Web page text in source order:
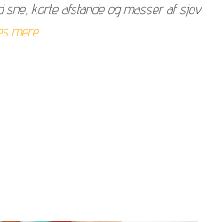
korte afstande og masser af sjov
mere